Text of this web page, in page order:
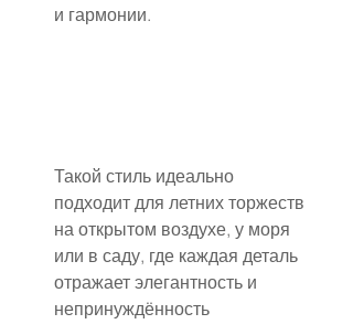
и гармонии.
Такой стиль идеально
подходит для летних торжеств
на открытом воздухе, у моря
или в саду, где каждая деталь
отражает элегантность и
непринуждённость